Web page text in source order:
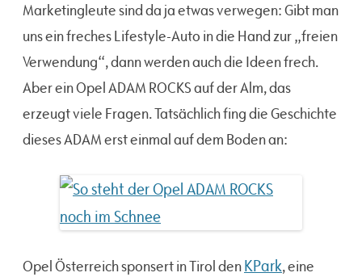
Marketingleute sind da ja etwas verwegen: Gibt man
uns ein freches Lifestyle-Auto in die Hand zur „freien
Verwendung“, dann werden auch die Ideen frech.
Aber ein Opel ADAM ROCKS auf der Alm, das
erzeugt viele Fragen. Tatsächlich fing die Geschichte
dieses ADAM erst einmal auf dem Boden an:
Opel Österreich sponsert in Tirol denKPark, eine